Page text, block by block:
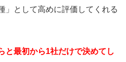
」として高めに評価してくれる
と最初から1社だけで決めてし